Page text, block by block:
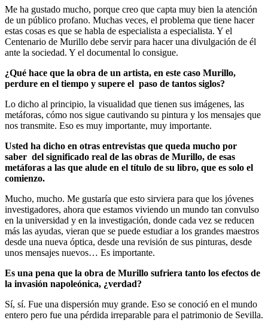
Me ha gustado mucho, porque creo que capta muy bien la atención
de un público profano. Muchas veces, el problema que tiene hacer
estas cosas es que se habla de especialista a especialista. Y el
Centenario de Murillo debe servir para hacer una divulgación de él
ante la sociedad. Y el documental lo consigue.
¿Qué hace que la obra de un artista, en este caso Murillo,
perdure en el tiempo y supere el paso de tantos siglos?
Lo dicho al principio, la visualidad que tienen sus imágenes, las
metáforas, cómo nos sigue cautivando su pintura y los mensajes que
nos transmite. Eso es muy importante, muy importante.
Usted ha dicho en otras entrevistas que queda mucho por
saber del significado real de las obras de Murillo, de esas
metáforas a las que alude en el título de su libro, que es solo el
comienzo.
Mucho, mucho. Me gustaría que esto sirviera para que los jóvenes
investigadores, ahora que estamos viviendo un mundo tan convulso
en la universidad y en la investigación, donde cada vez se reducen
más las ayudas, vieran que se puede estudiar a los grandes maestros
desde una nueva óptica, desde una revisión de sus pinturas, desde
unos mensajes nuevos… Es importante.
Es una pena que la obra de Murillo sufriera tanto los efectos de
la invasión napoleónica, ¿verdad?
Sí, sí. Fue una dispersión muy grande. Eso se conoció en el mundo
entero pero fue una pérdida irreparable para el patrimonio de Sevilla.